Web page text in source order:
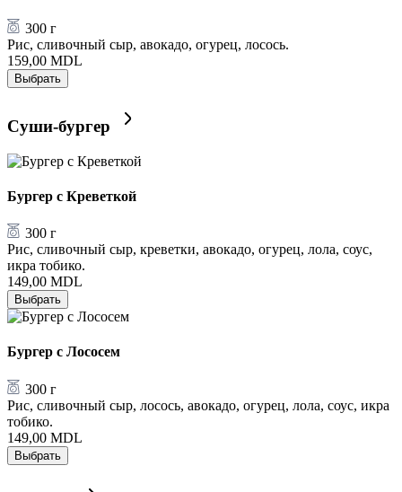
300 г
Рис, сливочный сыр, авокадо, огурец, лосось.
159,00 MDL
Выбрать
Суши-бургер
Бургер с Креветкой
300 г
Рис, сливочный сыр, креветки, авокадо, огурец, лола, соус,
икра тобико.
149,00 MDL
Выбрать
Бургер с Лососем
300 г
Рис, сливочный сыр, лосось, авокадо, огурец, лола, соус, икра
тобико.
149,00 MDL
Выбрать